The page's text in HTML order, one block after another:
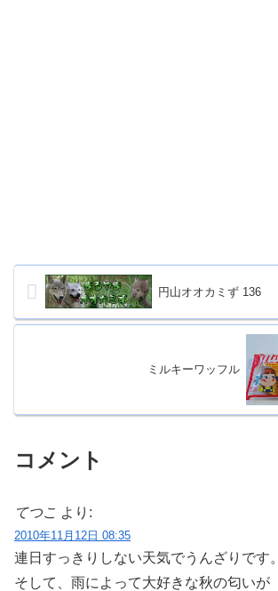
円山オオカミず 136
ミルキーワッフル
コメント
てつこ より:
2010年11月12日 08:35
連日すっきりしない天気でうんざりです。
そして、雨によって大好きな秋の匂いが